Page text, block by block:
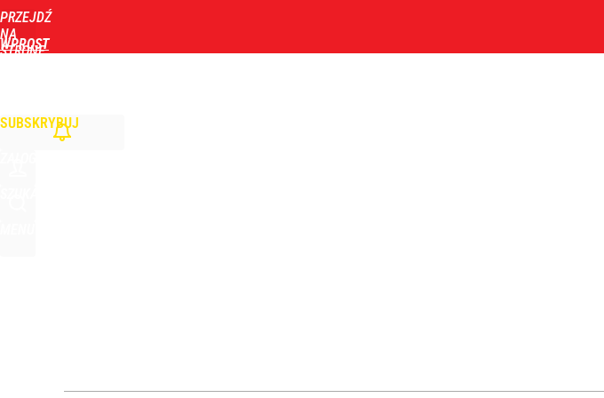
PRZEJDŹ
NA
STRONĘ
WPROST
SUBSKRYBUJ
3